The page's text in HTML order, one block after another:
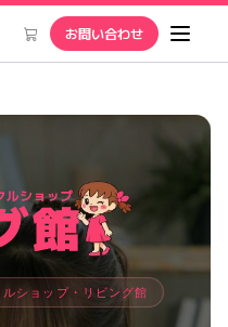
お問い合わせ
ショップ・リビング館